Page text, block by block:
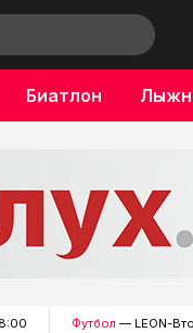
Биатлон
Футбол — LEON-